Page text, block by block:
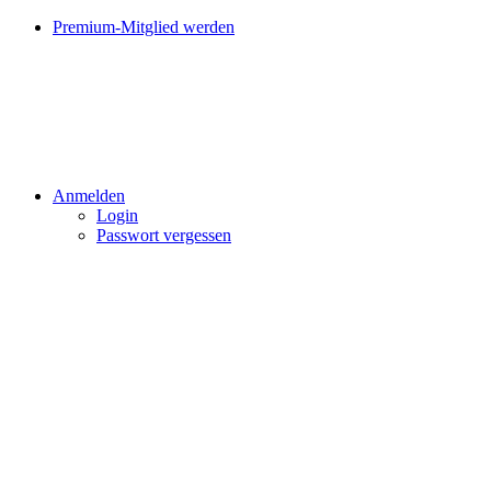
Premium-Mitglied werden
Anmelden
Login
Passwort vergessen